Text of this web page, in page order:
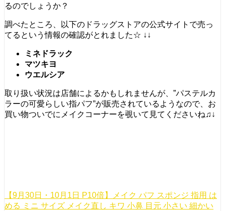
るのでしょうか？
調べたところ、以下のドラッグストアの公式サイトで売っ
てるという情報の確認がとれました☆ ↓↓
ミネドラック
マツキヨ
ウエルシア
取り扱い状況は店舗によるかもしれませんが、”パステルカ
ラーの可愛らしい指パフ”が販売されているようなので、お
買い物ついでにメイクコーナーを覗いて見てくださいね♫↓
【9月30日・10月1日 P10倍】メイク パフ スポンジ 指用 は
める ミニ サイズ メイク直し キワ 小鼻 目元 小さい 細かい